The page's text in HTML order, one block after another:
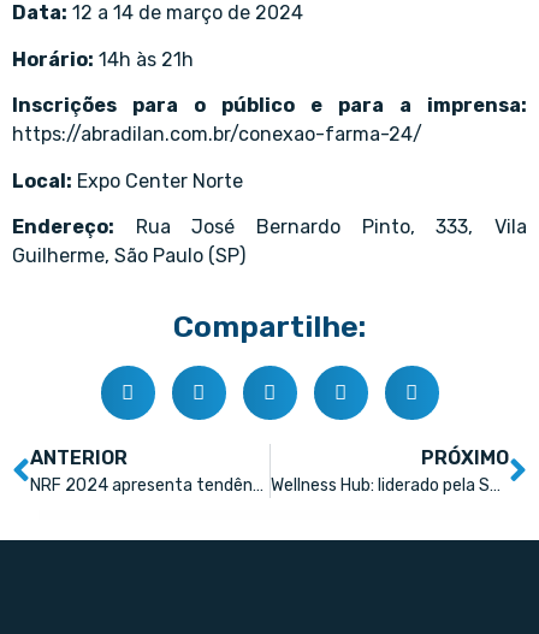
Data: 12 a 14 de março de 2024
Horário: 14h às 21h
Inscrições para o público e para a imprensa:
https://abradilan.com.br/conexao-farma-24/
Local: Expo Center Norte
Endereço: Rua José Bernardo Pinto, 333, Vila
Guilherme, São Paulo (SP)
Compartilhe:
ANTERIOR
NRF 2024 apresenta tendências para o varejo farmacêutico
PRÓXIMO
Wellness Hub: liderado pela SaudaBe Group será a grande novidade do Conexão Farma 2024